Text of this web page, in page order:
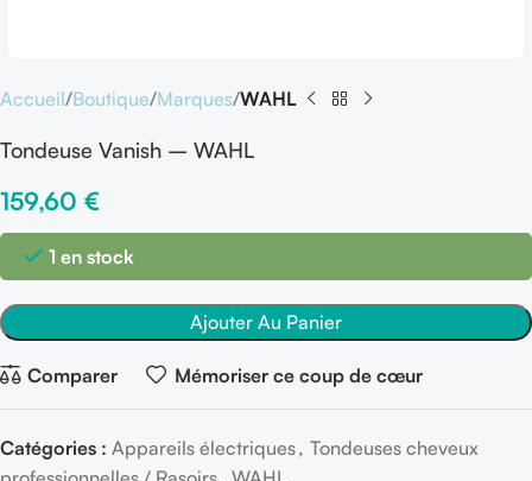
Accueil Boutique Marques WAHL
Tondeuse Vanish – WAHL
159,60 €
1 en stock
Ajouter Au Panier
Comparer Mémoriser ce coup de cœur
Catégories : Appareils électriques, Tondeuses cheveux